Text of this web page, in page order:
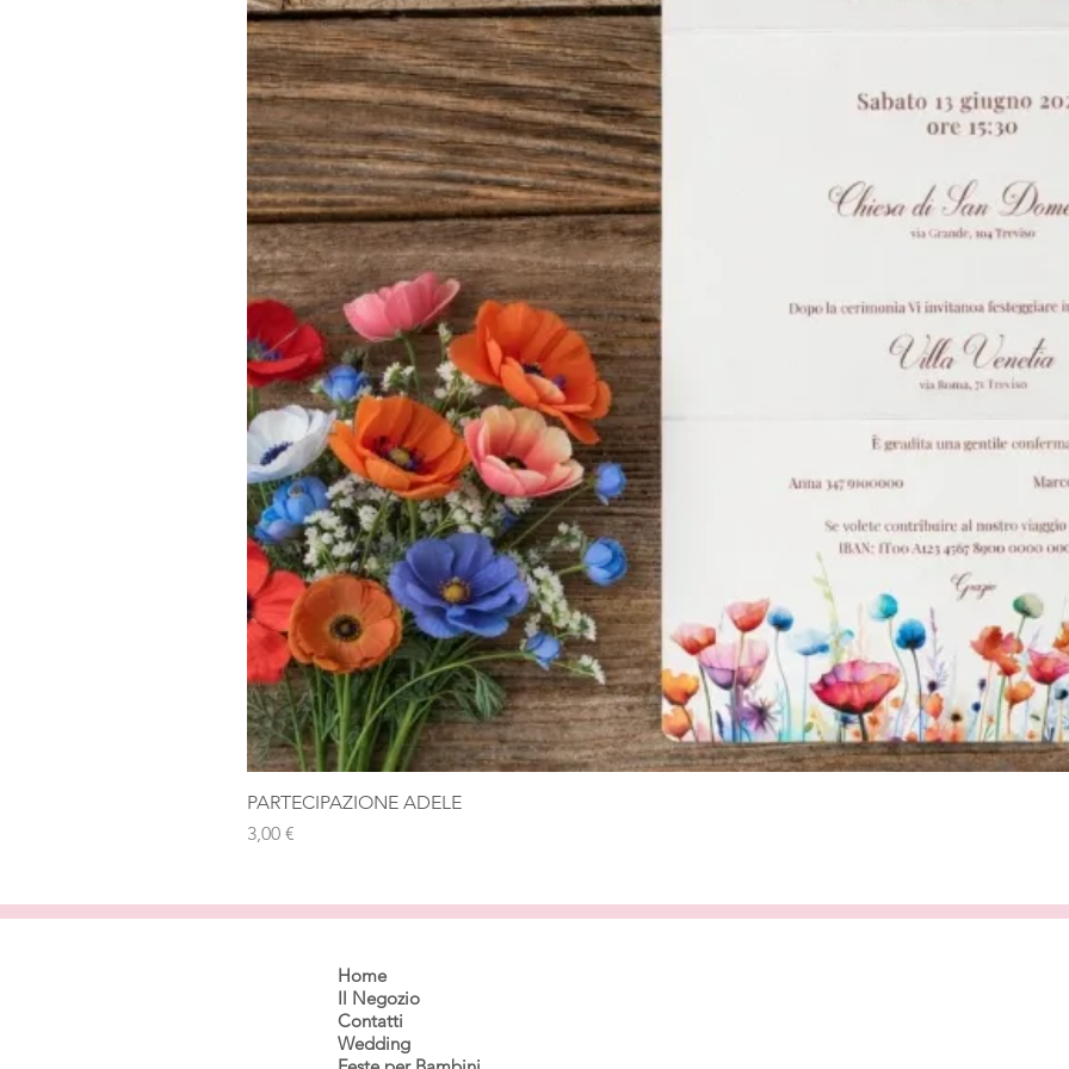
PARTECIPAZIONE ADELE
Prezzo
3,00 €
Home
Il Negozio
Contatti
Wedding